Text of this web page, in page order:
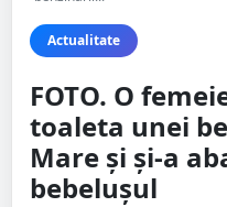
Actualitate
FOTO. O
toaleta unei
Mare și și-a
bebelușul